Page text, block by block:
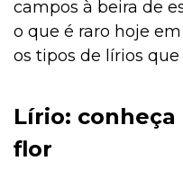
campos à beira de
o que é raro hoje
os tipos de lírios
Lírio: conheça
flor